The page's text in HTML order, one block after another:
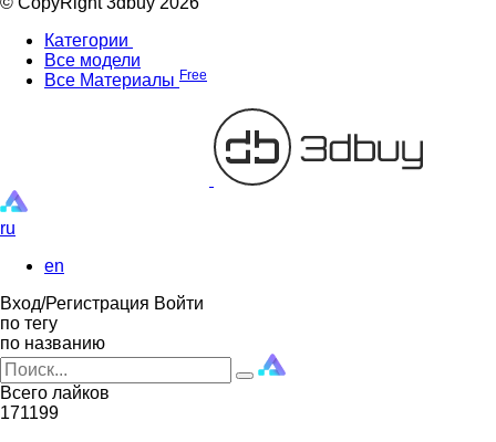
Категории
Все модели
Все Материалы Free
ru
en
Вход/Регистрация Войти
по тегу
по названию
Всего лайков
171199